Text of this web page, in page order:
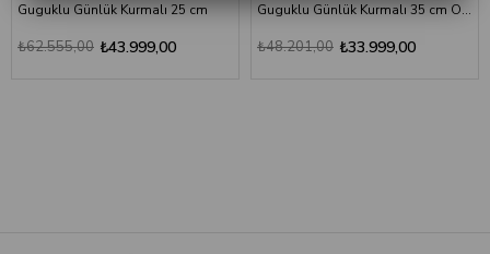
Guguklu Günlük Kurmalı 25 cm
₺43.999,00
₺62.555,00
Guguklu Günlük Kurmalı 35 cm Oymalı
₺33.999,00
₺48.201,00